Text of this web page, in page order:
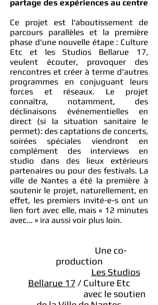
partage des expériences au centre
Ce projet est l'aboutissement de
parcours parallèles et la première
phase d'une nouvelle étape : Culture
Etc et les Studios Bellarue 17,
veulent écouter, provoquer des
rencontres et créer à terme d'autres
programmes en conjuguant leurs
forces et réseaux. Le projet
connaîtra, notamment, des
déclinaisons événementielles en
direct (si la situation sanitaire le
permet): des captations de concerts,
soirées spéciales viendront en
complément des interviews en
studio dans des lieux extérieurs
partenaires ou pour des festivals. La
ville de Nantes a été la première à
soutenir le projet, naturellement, en
effet, les premiers invité-e-s ont un
lien fort avec elle, mais « 12 minutes
avec... » ira aussi voir plus loin.
Une co-
production
Les Studios
Bellarue 17 / Culture Etc
avec le soutien